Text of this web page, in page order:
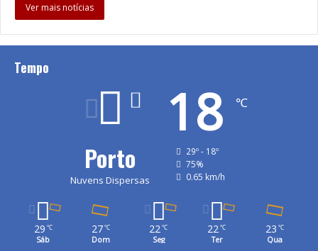
Ver mais notícias
Tempo
Porto
Nuvens Dispersas
18 ℃
29º - 18º
75%
0.65 km/h
29 ℃
Sáb
27 ℃
Dom
22℃
Seg
22℃
Ter
23 ℃
Qua